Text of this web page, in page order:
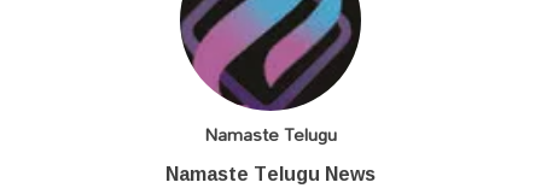
Namaste Telugu
Namaste Telugu News